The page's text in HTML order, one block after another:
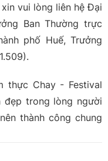
vui lòng liên hệ Đại
Ban Thường trực
phố Huế, Trưởng
thực Chay - Festival
đẹp trong lòng người
thành công chung